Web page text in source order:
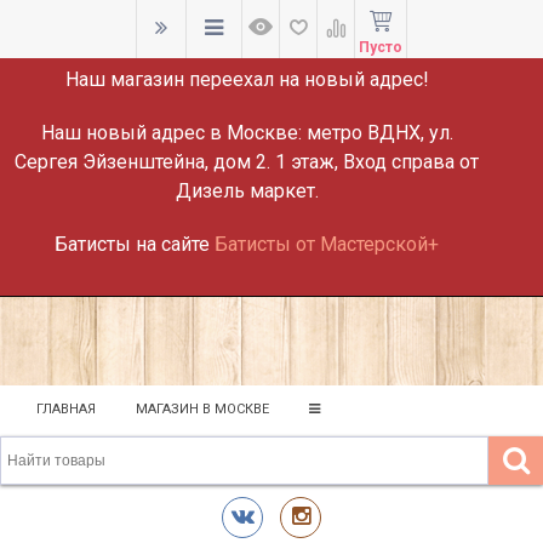
ВНИМАНИЕ!
Наш магазин переехал на новый адрес!
Наш новый адрес в Москве: метро ВДНХ, ул.
Сергея Эйзенштейна, дом 2. 1 этаж, Вход справа от
Дизель маркет.
Батисты на сайте Батисты от Мастерской+
Пусто
ГЛАВНАЯ МАГАЗИН В МОСКВЕ